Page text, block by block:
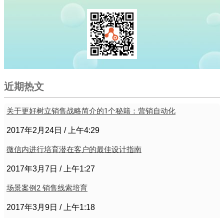
近期热文
关于更好树立销售战略简介的1个秘籍：营销自动化
2017年2月24日 上午4:29
微信内进行培育潜在客户的最佳设计指南
2017年3月7日 上午1:27
场景案例2 销售线索培育
2017年3月9日 上午1:18